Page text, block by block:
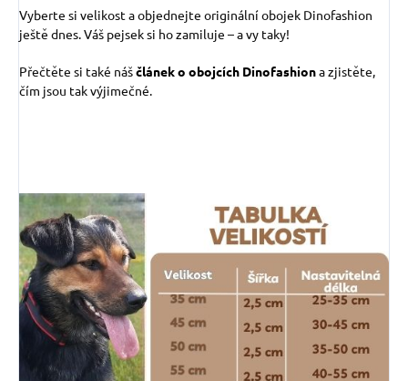
Vyberte si velikost a objednejte originální obojek Dinofashion
ještě dnes. Váš pejsek si ho zamiluje – a vy taky!
Přečtěte si také náščlánek o obojcích Dinofashiona zjistěte,
čím jsou tak výjimečné.